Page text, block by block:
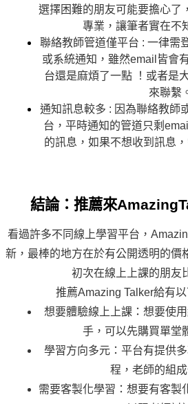
選擇困難的朋友可能要擔心了
專業，讓筆者實在不
聯絡教師管道僅平台 : 一律需
或系統通知，雖然email皆會
台還是麻煩了一點 ！或者是
來聯繫
通知訊息較多 : 因為聯絡教師
台，平時通知的管道只剩
的訊息，如果不想收到訊息
結論：推薦來
看過許多不同線上學習平台，
新，最棒的地方在於有公開透明的價
初次在線上上課的朋友
推薦Amazing Talker給有
想要體驗線上上課：想要使
手，可以先購買單堂
學習方向多元：平台有提供
程，老師的組
需要客製化學習：想要有客製